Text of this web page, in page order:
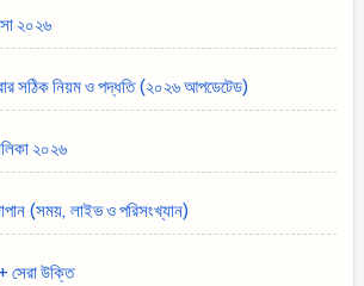
২০২৬
সঠিক নিয়ম ও পদ্ধতি (২০২৬ আপডেটেড)
২০২৬
(সময়, লাইভ ও পরিসংখ্যান)
সেরা উক্তি